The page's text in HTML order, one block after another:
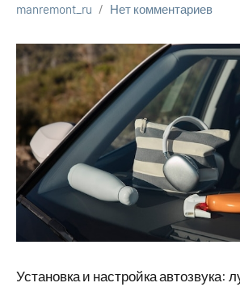
manremont_ru
Нет комментариев
Установка и настройка автозвука: